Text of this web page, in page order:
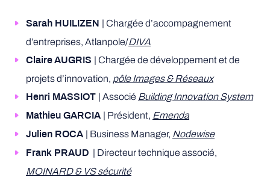
Sarah HUILIZEN | Chargée d’accompagnement
d’entreprises, Atlanpole/DIVA
Claire AUGRIS | Chargée de développement et de
projets d’innovation, pôle Images & Réseaux
Henri MASSIOT | Associé Building Innovation System
Mathieu GARCIA | Président, Emenda
Julien ROCA | Business Manager, Nodewise
Frank PRAUD | Directeur technique associé,
MOINARD & VS sécurité